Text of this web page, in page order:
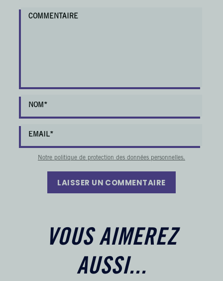
Notre politique de protection des données personnelles.
LAISSER UN COMMENTAIRE
VOUS AIMEREZ
AUSSI...